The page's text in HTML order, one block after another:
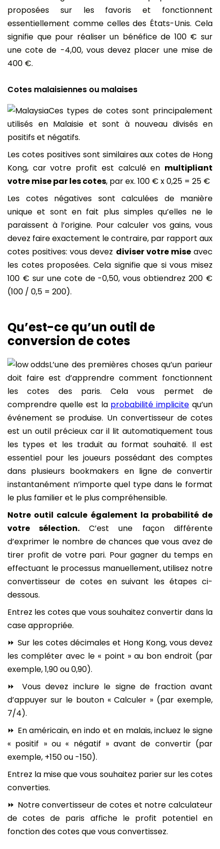
proposées sur les favoris et fonctionnent
essentiellement comme celles des États-Unis. Cela
signifie que pour réaliser un bénéfice de 100 € sur
une cote de -4,00, vous devez placer une mise de
400 €.
Cotes malaisiennes ou malaises
Ces types de cotes sont principalement
utilisés en Malaisie et sont à nouveau divisés en
positifs et négatifs.
Les cotes positives sont similaires aux cotes de Hong
Kong, car votre profit est calculé en multipliant
votre mise par les cotes, par ex. 100 € x 0,25 = 25 €
Les cotes négatives sont calculées de manière
unique et sont en fait plus simples qu’elles ne le
paraissent à l’origine. Pour calculer vos gains, vous
devez faire exactement le contraire, par rapport aux
cotes positives: vous devez diviser votre miseavec
les cotes proposées. Cela signifie que si vous misez
100 € sur une cote de -0,50, vous obtiendrez 200 €
(100 / 0,5 = 200).
Qu’est-ce qu’un outil de
conversion de cotes
L’une des premières choses qu’un parieur
doit faire est d’apprendre comment fonctionnent
les cotes des paris. Cela vous permet de
comprendre quelle est la probabilité implicite qu’un
événement se produise. Un convertisseur de cotes
est un outil précieux car il lit automatiquement tous
les types et les traduit au format souhaité. Il est
essentiel pour les joueurs possédant des comptes
dans plusieurs bookmakers en ligne de convertir
instantanément n’importe quel type dans le format
le plus familier et le plus compréhensible.
Notre outil calcule également la probabilité de
votre sélection. C’est une façon différente
d’exprimer le nombre de chances que vous avez de
tirer profit de votre pari. Pour gagner du temps en
effectuant le processus manuellement, utilisez notre
convertisseur de cotes en suivant les étapes ci-
dessous.
Entrez les cotes que vous souhaitez convertir dans la
case appropriée.
⏩ Sur les cotes décimales et Hong Kong, vous devez
les compléter avec le « point » au bon endroit (par
exemple, 1,90 ou 0,90).
⏩ Vous devez inclure le signe de fraction avant
d’appuyer sur le bouton « Calculer » (par exemple,
7/4).
⏩ En américain, en indo et en malais, incluez le signe
« positif » ou « négatif » avant de convertir (par
exemple, +150 ou -150).
Entrez la mise que vous souhaitez parier sur les cotes
converties.
⏩ Notre convertisseur de cotes et notre calculateur
de cotes de paris affiche le profit potentiel en
fonction des cotes que vous convertissez.